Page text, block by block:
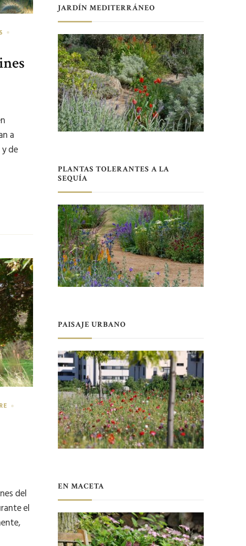
a
de
del
el
JARDÍN MEDITERRÁNEO
PLANTAS TOLERANTES A LA
SEQUÍA
PAISAJE URBANO
EN MACETA